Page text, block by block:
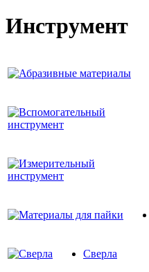
Инструмент
Сверла